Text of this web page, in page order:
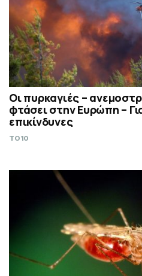
Οι πυρκαγιές –
φτάσει στην Ευρώπη –
επικίνδυνες
TO10